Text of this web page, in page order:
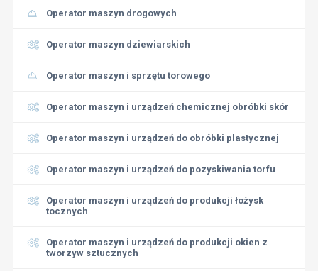
Operator maszyn drogowych
Operator maszyn dziewiarskich
Operator maszyn i sprzętu torowego
Operator maszyn i urządzeń chemicznej obróbki skór
Operator maszyn i urządzeń do obróbki plastycznej
Operator maszyn i urządzeń do pozyskiwania torfu
Operator maszyn i urządzeń do produkcji łożysk
tocznych
Operator maszyn i urządzeń do produkcji okien z
tworzyw sztucznych